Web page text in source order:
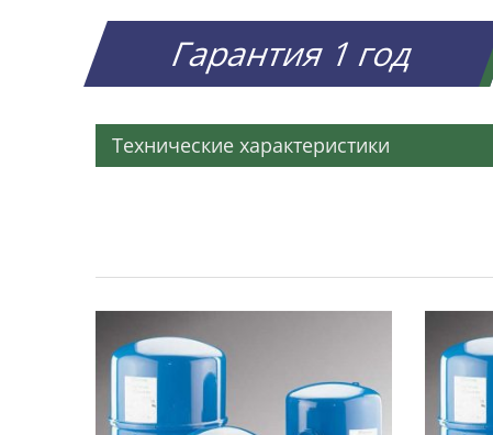
Гарантия 1 год
Технические характеристики